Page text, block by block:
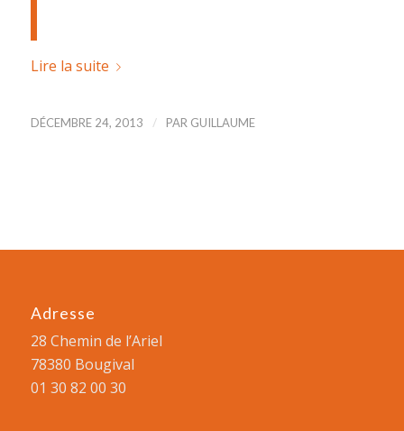
Lire la suite
DÉCEMBRE 24, 2013 / PAR GUILLAUME
Adresse
28 Chemin de l’Ariel
78380 Bougival
01 30 82 00 30